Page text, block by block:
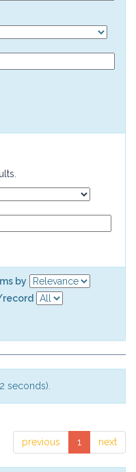
by
seconds).
previous 1 next